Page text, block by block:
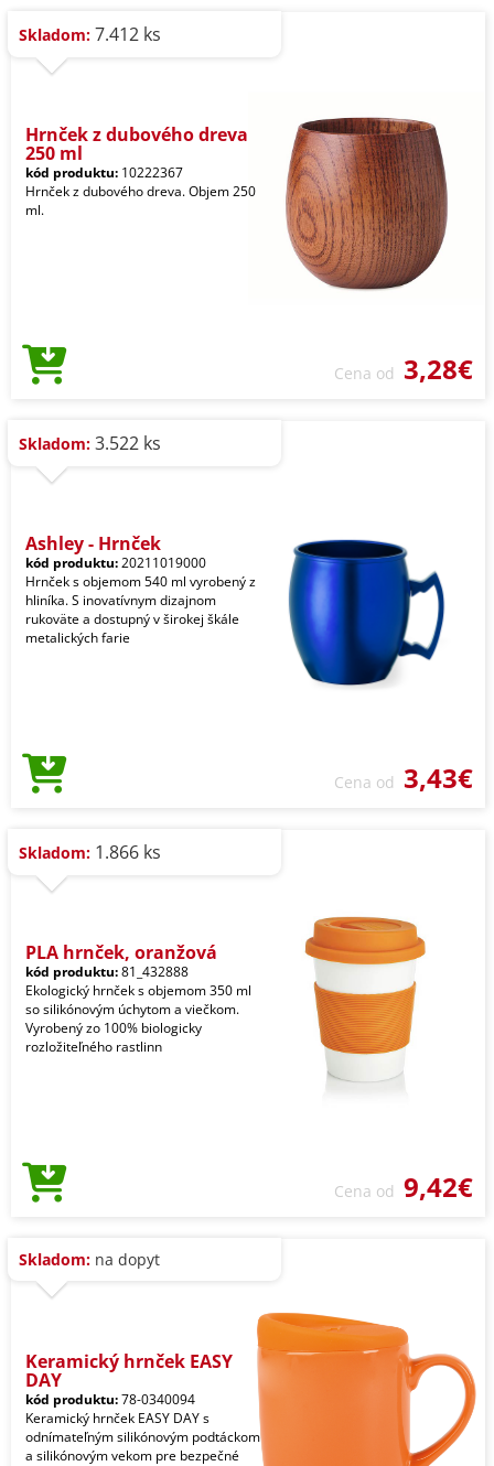
Skladom: 7.412 ks
Hrnček z dubového dreva
250 ml
kód produktu: 10222367
Hrnček z dubového dreva. Objem 250
ml.
Cena od 3,28€
Skladom: 3.522 ks
Ashley - Hrnček
kód produktu:20211019000
Hrnček s objemom 540 ml vyrobený z
hliníka. S inovatívnym dizajnom
rukoväte a dostupný v širokej škále
metalických farie
Cena od 3,43€
Skladom: 1.866 ks
PLA hrnček, oranžová
kód produktu:81_432888
Ekologický hrnček s objemom 350 ml
so silikónovým úchytom a viečkom.
Vyrobený zo 100% biologicky
rozložiteľného rastlinn
Cena od 9,42€
Skladom: na dopyt
Keramický hrnček EASY
DAY
kód produktu:78-0340094
Keramický hrnček EASY DAY s
odnímateľným silikónovým podtáckom
a silikónovým vekom pre bezpečné